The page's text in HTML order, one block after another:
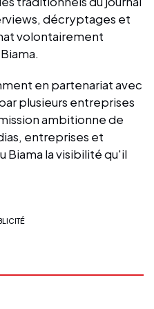
décryptages et
volontairement
en partenariat avec
plusieurs entreprises
ambitionne de
entreprises et
Biama la visibilité qu'il